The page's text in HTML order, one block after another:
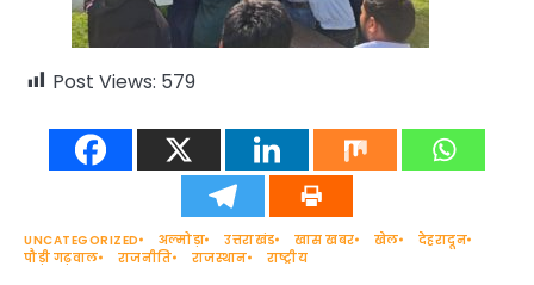
Post Views: 579
UNCATEGORIZED अल्मोड़ा उत्तराखंड खास खबर खेल
देहरादून
पौड़ी गढ़वाल
राजनीति राजस्थान राष्ट्रीय